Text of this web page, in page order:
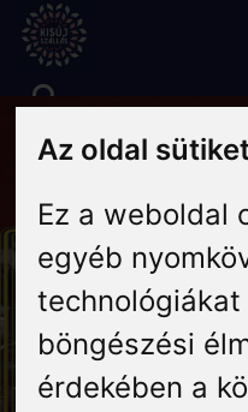
Az oldal
Ez a weboldal
egyéb
technológiákat
böngészési
érdekében a
Skip
content
Rólunk
Hírek
Programok
Szállás